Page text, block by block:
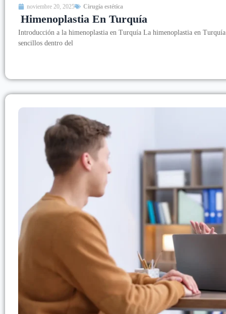
noviembre 20, 2025 Cirugía estética
Himenoplastia En Turquía
Introducción a la himenoplastia en Turquía La himenoplastia en
sencillos dentro del